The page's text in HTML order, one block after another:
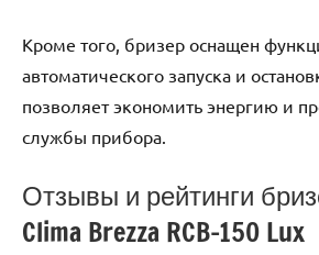
Кроме того, бризер оснащен
автоматического запуска и
позволяет экономить энергию и
службы прибора.
Отзывы и рейтинги
Clima Brezza RCB-150 Lux